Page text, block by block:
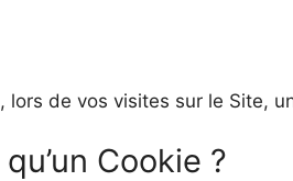
lors de vos visites sur le Site,
Cookie ?